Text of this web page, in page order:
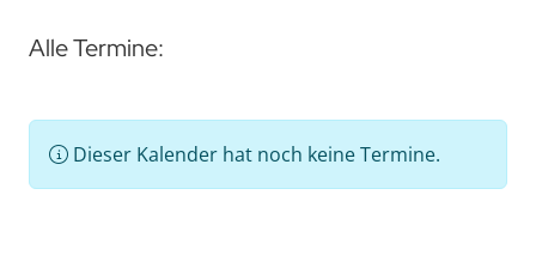
Alle Termine:
Dieser Kalender hat noch keine Termine.